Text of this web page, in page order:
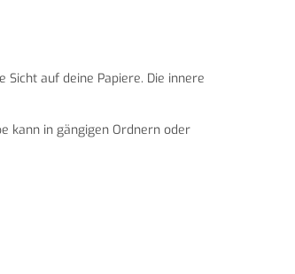
auf deine Papiere. Die innere
kann in gängigen Ordnern oder